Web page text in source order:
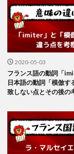
2020-05-03
フランス語の動詞「
日本語の動詞「模倣す
致しない点とその後の